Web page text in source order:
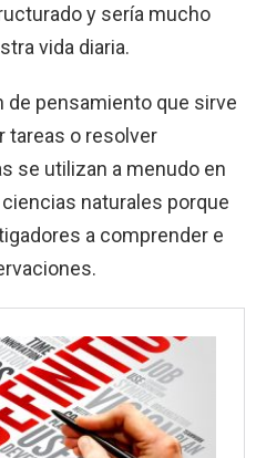
y sería mucho
vida diaria.
de pensamiento que sirve
tareas o resolver
se utilizan a menudo en
naturales porque
a comprender e